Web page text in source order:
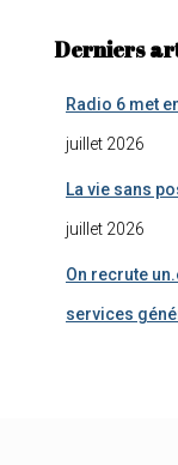
Derniers
Radio 6 met
juillet 2026
La vie sans
juillet 2026
On recrute
services